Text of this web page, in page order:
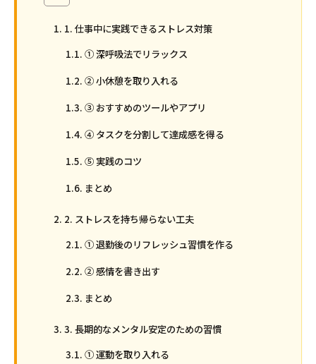
1. 仕事中に実践できるストレス対策
① 深呼吸法でリラックス
② 小休憩を取り入れる
③ おすすめのツールやアプリ
④ タスクを分割して達成感を得る
⑤ 実践のコツ
まとめ
2. ストレスを持ち帰らない工夫
① 退勤後のリフレッシュ習慣を作る
② 感情を書き出す
まとめ
3. 長期的なメンタル安定のための習慣
① 運動を取り入れる